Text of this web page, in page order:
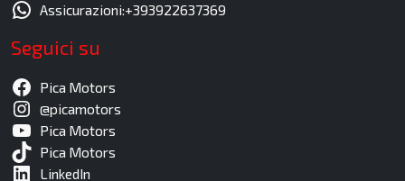
Assicurazioni:+393922637369
Seguici su
Pica Motors
@picamotors
Pica Motors
Pica Motors
LinkedIn